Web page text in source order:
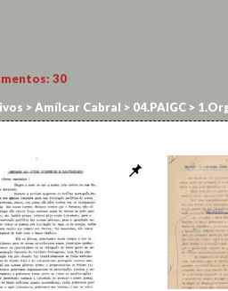
30
>Amílcar Cabral > 04.PAIGC >